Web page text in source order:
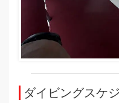
ダイビングスケ